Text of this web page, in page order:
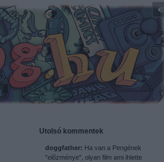
Utolsó kommentek
doggfather: Ha van a Pengének
"előzménye", olyan film ami ihlette